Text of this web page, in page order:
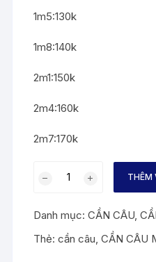
1m5:130k
1m8:140k
2m1:150k
2m4:160k
2m7:170k
ĐẶC
TRONG
THÊM
Danh mục:CẦN CÂU,
Thẻ:cần câu,CẦN CÂU